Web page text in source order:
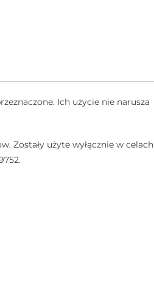
Ich użycie nie narusza
Zostały użyte wyłącznie w celach